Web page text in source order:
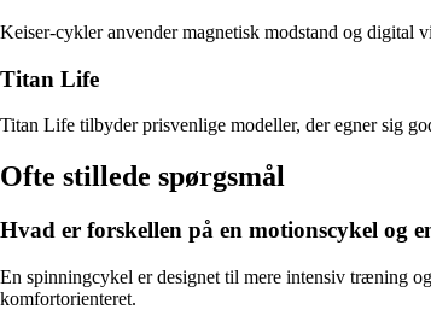
Keiser-cykler anvender magnetisk modstand og digital
Titan Life
Titan Life tilbyder prisvenlige modeller, der egner sig
Ofte stillede spørgsmål
Hvad er forskellen på en motionscykel og
En spinningcykel er designet til mere intensiv træning
komfortorienteret.